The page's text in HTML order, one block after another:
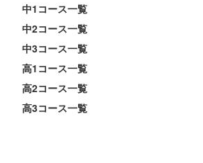
中1コース一覧
中2コース一覧
中3コース一覧
高1コース一覧
高2コース一覧
高3コース一覧